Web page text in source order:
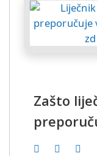
Zašto